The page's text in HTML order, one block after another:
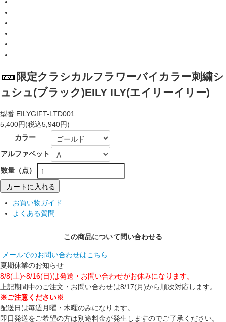
限定クラシカルフラワーバイカラー刺繍シ
ュシュ(ブラック)EILY ILY(エイリーイリー)
型番 EILYGIFT-LTD001
5,400円(税込5,940円)
カラー
アルファベット
数量（点）
カートに入れる
お買い物ガイド
よくある質問
この商品について問い合わせる
メールでのお問い合わせはこちら
夏期休業のお知らせ
8/8(土)~8/16(日)は発送・お問い合わせがお休みになります。
上記期間中のご注文・お問い合わせは8/17(月)から順次対応します。
※ご注意ください※
配送日は毎週月曜・木曜のみになります。
即日発送をご希望の方は別途料金が発生しますのでご了承ください。